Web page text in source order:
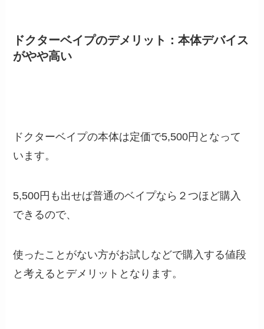
ドクターベイプのデメリット：本体デバイス
がやや高い
ドクターベイプの本体は定価で5,500円となって
います。
5,500円も出せば普通のベイプなら２つほど購入
できるので、
使ったことがない方がお試しなどで購入する値段
と考えるとデメリットとなります。